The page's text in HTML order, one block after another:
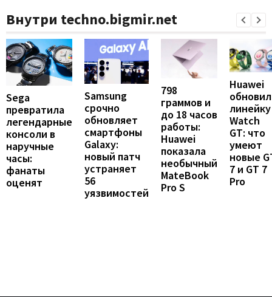
Внутри techno.bigmir.net
Sega
превратила
легендарные
консоли в
наручные
часы:
фанаты
оценят
Samsung
срочно
обновляет
смартфоны
Galaxy:
новый патч
устраняет
56
уязвимостей
798
граммов и
до 18 часов
работы:
Huawei
показала
необычный
MateBook
Pro S
Huawei
линейку
Watch
GT: что
умеют
новые
7 и GT 7
Pro